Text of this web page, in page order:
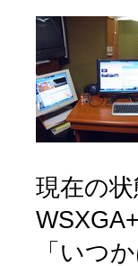
現在の状
「いつ